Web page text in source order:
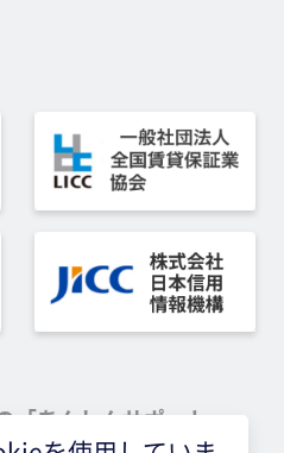
あんしんサポート」